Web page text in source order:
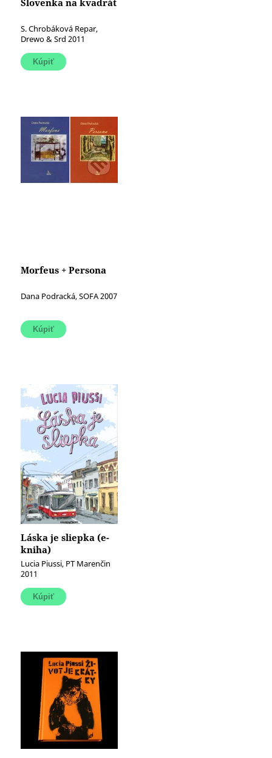
Slovenka na kvadrát
S. Chrobáková Repar,
Drewo & Srd 2011
Morfeus + Persona
Dana Podracká, SOFA 2007
Láska je sliepka (e-
kniha)
Lucia Piussi, PT Marenčin
2011